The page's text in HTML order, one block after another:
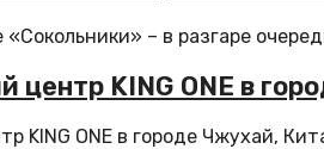
«Сокольники» – в разгаре
центр KING ONE в
KING ONE в городе Чжухай,